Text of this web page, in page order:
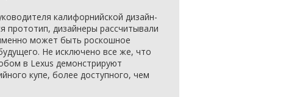
калифорнийской дизайн-
прототип, дизайнеры рассчитывали
может быть роскошное
Не исключено все же, что
в Lexus демонстрируют
купе, более доступного, чем